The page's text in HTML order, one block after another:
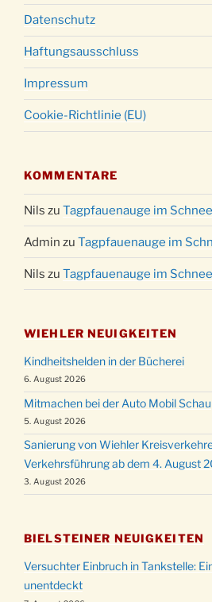
31.12.
Gottesdienst zu
18:00 Uhr
Datenschutz
Haftungsausschluss
Impressum
Cookie-Richtlinie (EU)
KOMMENTARE
Nils zu Tagpfauenauge im Schnee
Admin zu Tagpfauenauge im
Nils zu Tagpfauenauge im Schnee
WIEHLER NEUIGKEITEN
Kindheitshelden in der Bücherei
6. August 2026
Mitmachen bei der Auto Mobil Schau
5. August 2026
Sanierung von Wiehler
Verkehrsführung ab dem 4. August
3. August 2026
BIELSTEINER NEUIGKEITEN
Versuchter Einbruch in Tankstelle:
unentdeckt